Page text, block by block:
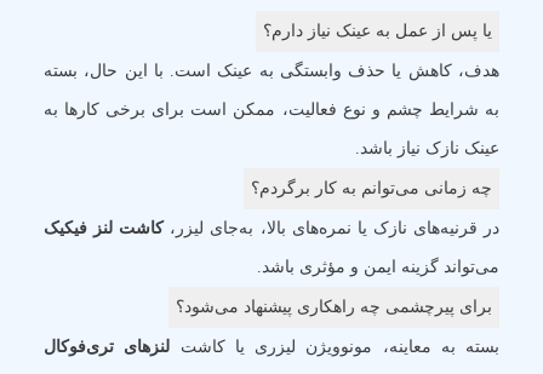
یا پس از عمل به عینک نیاز دارم؟
هدف، کاهش یا حذف وابستگی به عینک است. با این حال، بسته
به شرایط چشم و نوع فعالیت، ممکن است برای برخی کارها به
عینک نازک نیاز باشد.
چه زمانی می‌توانم به کار برگردم؟
در قرنیه‌های نازک یا نمره‌های بالا، به‌جای لیزر،کاشت لنز فیکیک
می‌تواند گزینه ایمن و مؤثری باشد.
برای پیرچشمی چه راهکاری پیشنهاد می‌شود؟
بسته به معاینه، مونوویژن لیزری یا کاشت لنزهای تری‌فوکال